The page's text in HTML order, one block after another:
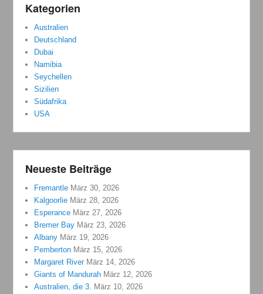
Kategorien
Australien
Deutschland
Dubai
Namibia
Seychellen
Sizilien
Südafrika
USA
Neueste Beiträge
Fremantle März 30, 2026
Kalgoorlie März 28, 2026
Esperance März 27, 2026
Bremer Bay März 23, 2026
Albany März 19, 2026
Pemberton März 15, 2026
Margaret River März 14, 2026
Giants of Mandurah März 12, 2026
Australien, die 3. März 10, 2026